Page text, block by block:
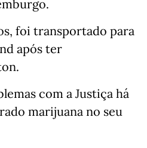
foi transportado para
após ter
com a Justiça há
marijuana no seu